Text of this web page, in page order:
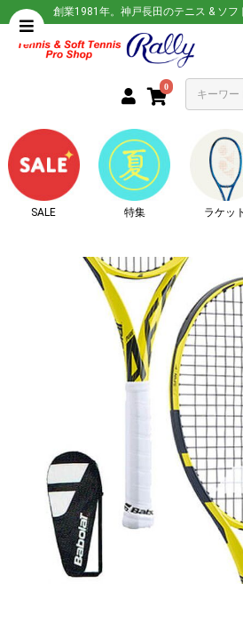
創業1981年。神戸長田のテニス & ソ
0
SALE 特集 ラケット